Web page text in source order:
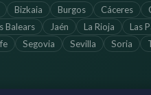
Bizkaia Burgos Cáceres
Balears Jaén La Rioja Las
Segovia Sevilla Soria